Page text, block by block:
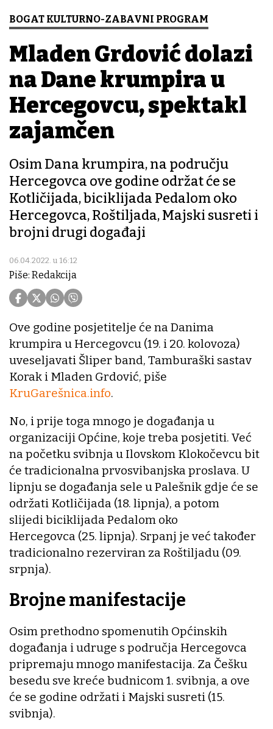
BOGAT KULTURNO-ZABAVNI PROGRAM
Mladen Grdović dolazi
na Dane krumpira u
Hercegovcu, spektakl
zajamčen
Osim Dana krumpira, na području
Hercegovca ove godine održat će se
Kotličijada, biciklijada Pedalom oko
Hercegovca, Roštiljada, Majski susreti i
brojni drugi događaji
06.04.2022. u 16:12
Piše: Redakcija
Ove godine posjetitelje će na Danima
krumpira u Hercegovcu (19. i 20. kolovoza)
uveseljavati Šliper band, Tamburaški sastav
Korak i Mladen Grdović, piše
KruGarešnica.info.
No, i prije toga mnogo je događanja u
organizaciji Općine, koje treba posjetiti. Već
na početku svibnja u Ilovskom Klokočevcu bit
će tradicionalna prvosvibanjska proslava. U
lipnju se događanja sele u Palešnik gdje će se
održati Kotličijada (18. lipnja), a potom
slijedi biciklijada Pedalom oko
Hercegovca (25. lipnja). Srpanj je već također
tradicionalno rezerviran za Roštiljadu (09.
srpnja).
Brojne manifestacije
Osim prethodno spomenutih Općinskih
događanja i udruge s područja Hercegovca
pripremaju mnogo manifestacija. Za Češku
besedu sve kreće budnicom 1. svibnja, a ove
će se godine održati i Majski susreti (15.
svibnja).